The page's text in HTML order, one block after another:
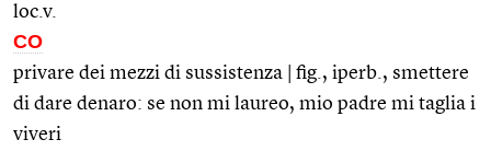
loc.v.
CO
privare dei mezzi di sussistenza | fig., iperb., smettere
di dare denaro: se non mi laureo, mio padre mi taglia i
viveri